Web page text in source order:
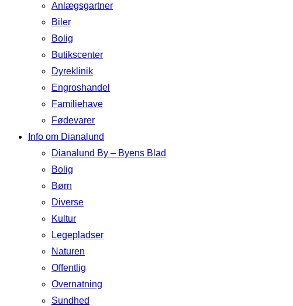
Anlægsgartner
Biler
Bolig
Butikscenter
Dyreklinik
Engroshandel
Familiehave
Fødevarer
Info om Dianalund
Dianalund By – Byens Blad
Bolig
Børn
Diverse
Kultur
Legepladser
Naturen
Offentlig
Overnatning
Sundhed